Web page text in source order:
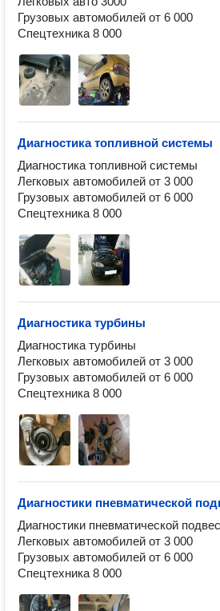
Грузовых автомобилей от 6 000
Спецтехника 8 000
Диагностика топливной системы
Диагностика топливной системы
Легковых автомобилей от 3 000
Грузовых автомобилей от 6 000
Спецтехника 8 000
Диагностика турбины
Диагностика турбины
Легковых автомобилей от 3 000
Грузовых автомобилей от 6 000
Спецтехника 8 000
Диагностики пневматической
Диагностики пневматической
Легковых автомобилей от 3 000
Грузовых автомобилей от 6 000
Спецтехника 8 000